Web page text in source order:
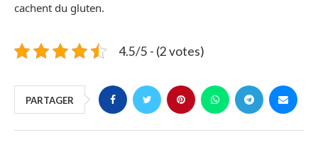
cachent du gluten.
4.5/5 - (2 votes)
PARTAGER